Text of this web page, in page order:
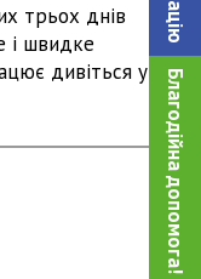
Благодійна допомога!
трьох днів
і швидке
дивіться у